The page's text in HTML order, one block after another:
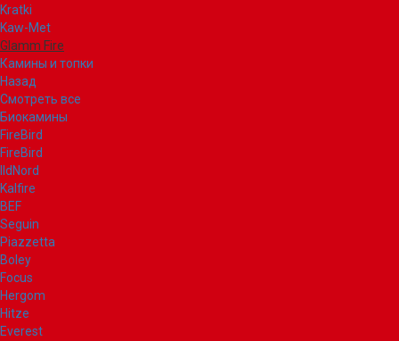
Kratki
Kaw-Met
Glamm Fire
Камины и топки
Назад
Смотреть все
Биокамины
FireBird
FireBird
IldNord
Kalfire
BEF
Seguin
Piazzetta
Boley
Focus
Hergom
Hitze
Everest